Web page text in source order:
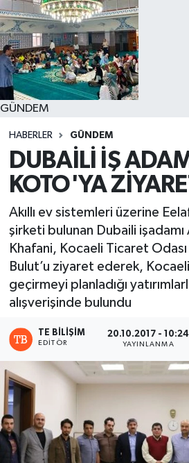
GÜNDEM
HABERLER GÜNDEM
DUBAİLİ İŞ
KOTO'YA
Akıllı ev sistemleri üzerine
şirketi bulunan Dubaili işadamı
Khafani, Kocaeli Ticaret Odası
Bulut’u ziyaret ederek,
geçirmeyi planladığı
alışverişinde bulundu
TE BILIŞIM
EDITÖR
20.10.2017 - 10:24
YAYINLANMA